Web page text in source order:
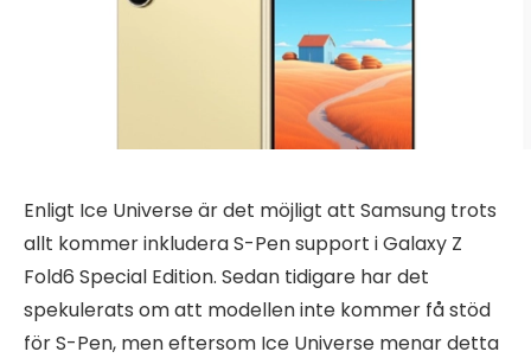
Enligt Ice Universe är det möjligt att Samsung trots
allt kommer inkludera S-Pen support i Galaxy Z
Fold6 Special Edition. Sedan tidigare har det
spekulerats om att modellen inte kommer få stöd
för S-Pen, men eftersom Ice Universe menar detta